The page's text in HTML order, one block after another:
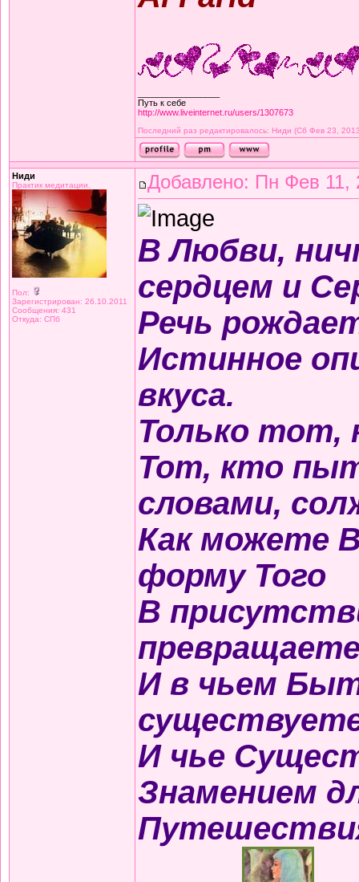
Путь к себе
http://www.liveinternet.ru/users/1307673
Последний раз редактировалось: Ниди (Сб Фев 23,
Ниди
Практик медитации.
Пол:
Зарегистрирован: 26.10.2011
Сообщения: 431
Откуда: СПб
Добавлено: Пн Фев 11,
В Любви,
сердцем и
Речь
Истинное
вкуса.
Только тот,
Тот, кто
словами,
Как можете
форму Того
В
И в чьем
И чье
Знамением